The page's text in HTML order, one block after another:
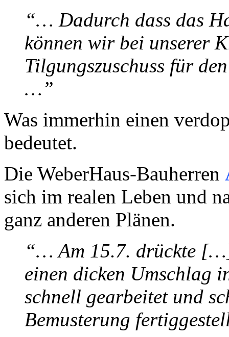
“… Dadurch dass das
können wir bei unserer
Tilgungszuschuss für
…”
Was immerhin einen
bedeutet.
Die WeberHaus-Bauherren
sich im realen Leben und
ganz anderen Plänen.
“… Am 15.7. drückte
einen dicken Umschlag
schnell gearbeitet und
Bemusterung